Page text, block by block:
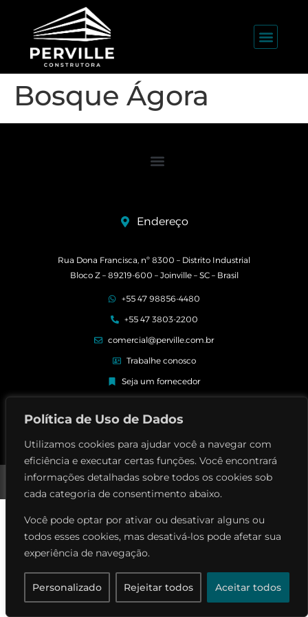
Política de Uso de Dados
Utilizamos cookies para ajudar você a navegar com
eficiência e executar certas funções. Você encontrará
informações detalhadas sobre todos os cookies sob
cada categoria de consentimento abaixo.
Você pode optar por ativar ou desativar alguns ou
todos esses cookies, mas desativá-los pode afetar sua
experiência de navegação.
Personalizado Rejeitar todos Aceitar todos
Bosque Ágora
Endereço
Rua Dona Francisca, nº 8300 – Distrito Industrial
Bloco Z – 89219-600 – Joinville – SC – Brasil
+55 47 98856-4480
+55 47 3803-2200
comercial@perville.com.br
Trabalhe conosco
Seja um fornecedor
Perville Contrutora © | Todos os direitos reservados